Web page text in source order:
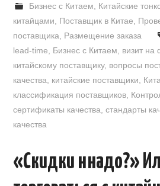
Бизнес с Китаем Китайские
китайцами
Поставщик в Китае
поставщика
Размещение заказа
lead-time
Бизнес с Китаем визит на
китайскому поставщику, вопросы
качества
китайские поставщики
классификация поставщиков
сертификаты качества ,стандарты
качества
«Скидки ннадо?»